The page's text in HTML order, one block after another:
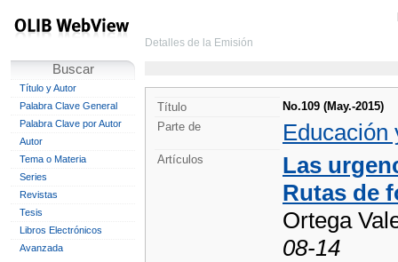
Buscar
Título y Autor
Palabra Clave General
Palabra Clave por Autor
Autor
Tema o Materia
Series
Revistas
Tesis
Libros Electrónicos
Avanzada
Detalles de la Emisión
Título
No.109 (May.-2015)
Parte de
Educación
Artículos
Las
Rutas de
Ortega
08-14